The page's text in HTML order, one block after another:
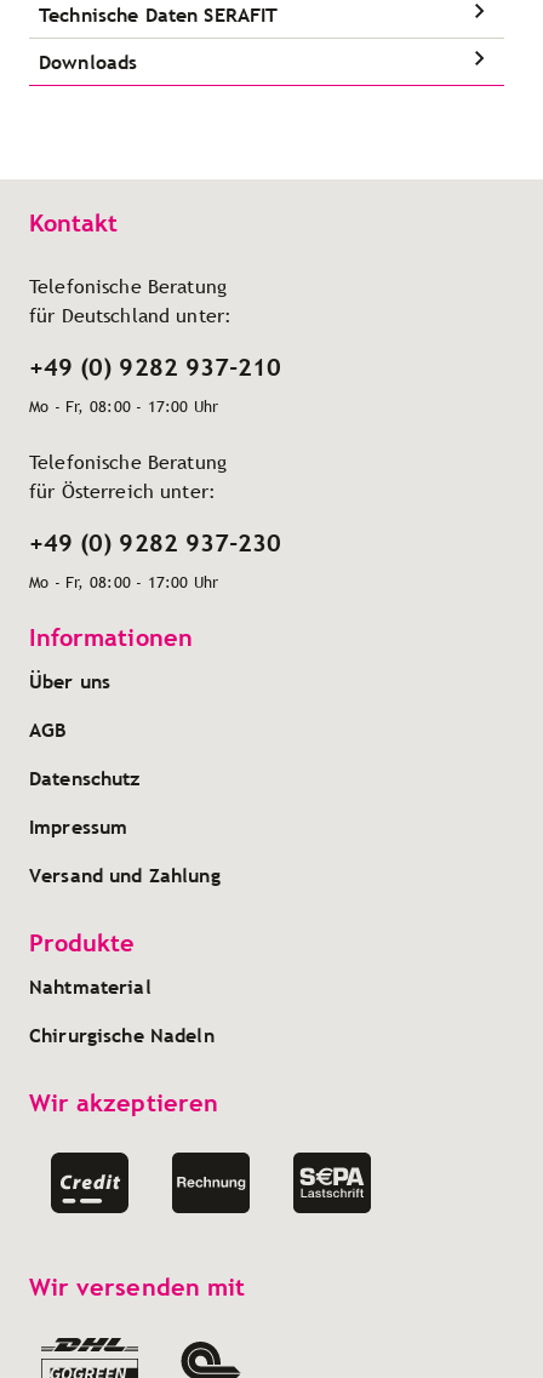
Technische Daten SERAFIT
Downloads
Kontakt
Telefonische Beratung
für Deutschland unter:
+49 (0) 9282 937-210
Mo - Fr, 08:00 - 17:00 Uhr
Telefonische Beratung
für Österreich unter:
+49 (0) 9282 937-230
Mo - Fr, 08:00 - 17:00 Uhr
Informationen
Über uns
AGB
Datenschutz
Impressum
Versand und Zahlung
Produkte
Nahtmaterial
Chirurgische Nadeln
Wir akzeptieren
Wir versenden mit